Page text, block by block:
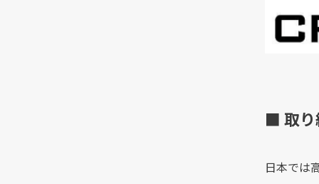
■ 取り
日本では